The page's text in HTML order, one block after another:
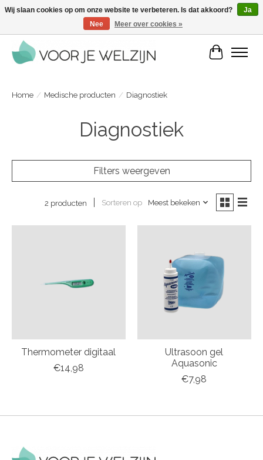
Voordelige zelfverzorgingsproducten | Vandaag besteld, morgen in huis
Home / Medische producten / Diagnostiek
Diagnostiek
Filters weergeven
2 producten Sorteren op Meest bekeken
Thermometer digitaal
€14,98
Ultrasoon gel
Aquasonic
€7,98
Wij slaan cookies op om onze website te verbeteren. Is dat akkoord?
Ja
Nee
Meer over cookies »